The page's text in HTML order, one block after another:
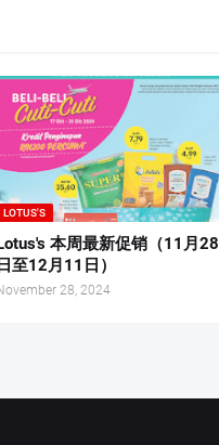
LOTUS'S
本周最新促销（11月28
日至12月11日）
28, 2024